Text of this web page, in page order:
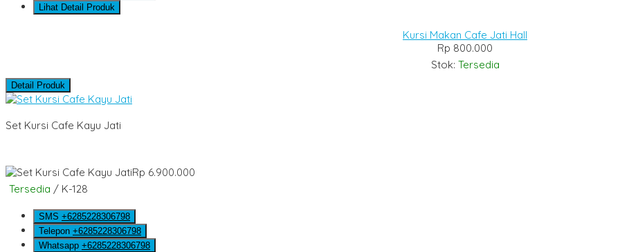
Lihat Detail Produk
Kursi Makan Cafe Jati Hall
Rp 800.000
Stok: Tersedia
Detail Produk
Set Kursi Cafe Kayu Jati
Rp 6.900.000
Tersedia / K-128
SMS +6285228306798
Telepon +6285228306798
Whatsapp +6285228306798